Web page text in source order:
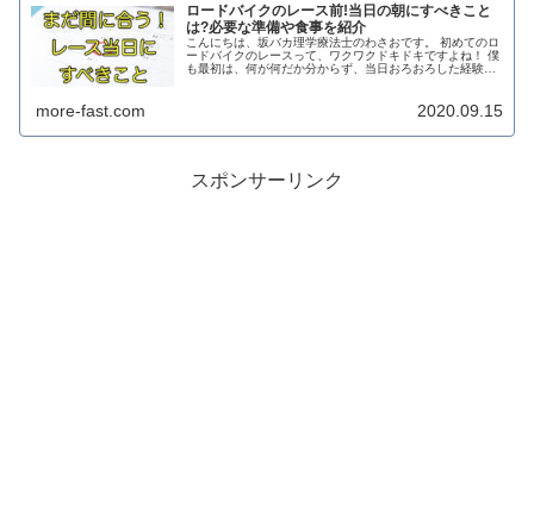
ロードバイクのレース前!当日の朝にすべきこと
は?必要な準備や食事を紹介
こんにちは、坂バカ理学療法士のわさおです。 初めてのロ
ードバイクのレースって、ワクワクドキドキですよね！ 僕
も最初は、何が何だか分からず、当日おろおろした経験が
more-fast.com 2020.09.15
スポンサーリンク